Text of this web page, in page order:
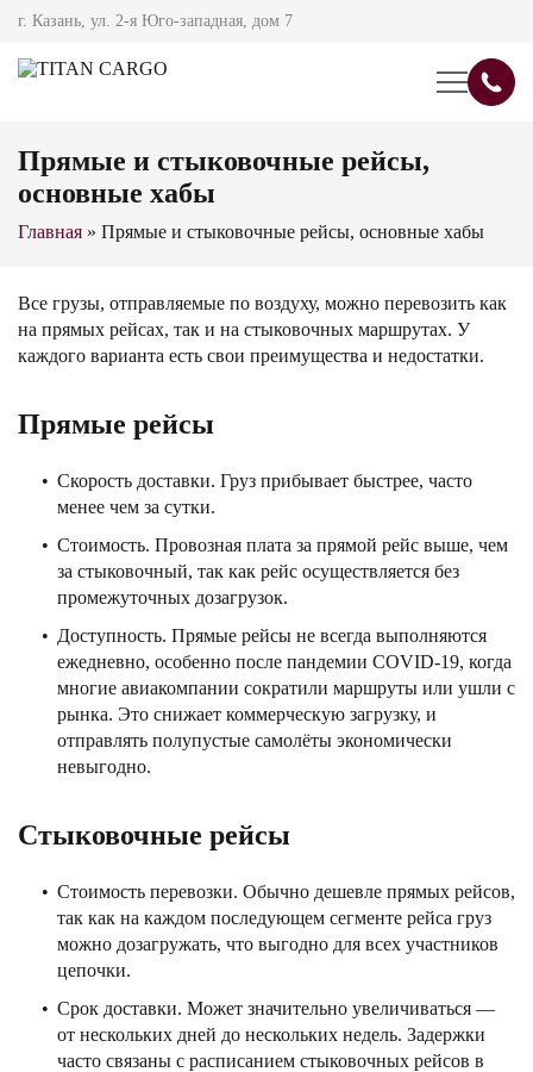
г. Казань, ул. 2-я Юго-западная, дом 7
Прямые и стыковочные рейсы,
основные хабы
Главная » Прямые и стыковочные рейсы, основные хабы
Все грузы, отправляемые по воздуху, можно перевозить как
на прямых рейсах, так и на стыковочных маршрутах. У
каждого варианта есть свои преимущества и недостатки.
Прямые рейсы
Скорость доставки. Груз прибывает быстрее, часто
менее чем за сутки.
Стоимость. Провозная плата за прямой рейс выше, чем
за стыковочный, так как рейс осуществляется без
промежуточных дозагрузок.
Доступность. Прямые рейсы не всегда выполняются
ежедневно, особенно после пандемии COVID-19, когда
многие авиакомпании сократили маршруты или ушли с
рынка. Это снижает коммерческую загрузку, и
отправлять полупустые самолёты экономически
невыгодно.
Стыковочные рейсы
Стоимость перевозки. Обычно дешевле прямых рейсов,
так как на каждом последующем сегменте рейса груз
можно дозагружать, что выгодно для всех участников
цепочки.
Срок доставки. Может значительно увеличиваться —
от нескольких дней до нескольких недель. Задержки
часто связаны с расписанием стыковочных рейсов в